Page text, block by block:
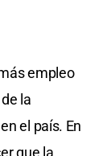
empleo
la
el país. En
que la